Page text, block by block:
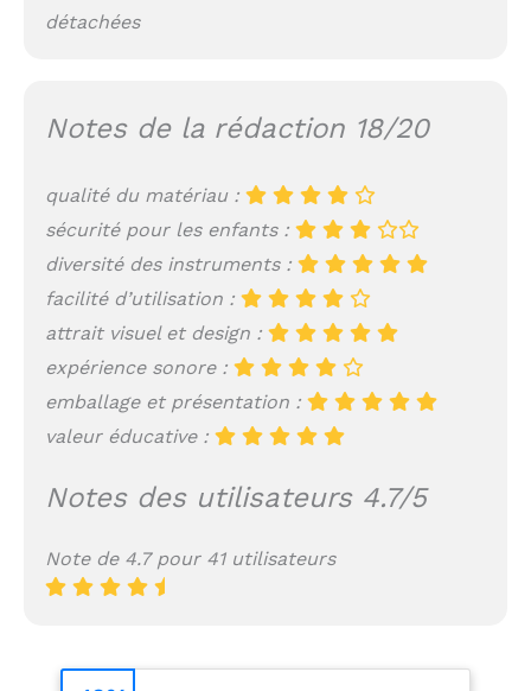
détachées
Notes de la rédaction 18/20
qualité du matériau :
sécurité pour les enfants :
diversité des instruments :
facilité d’utilisation :
attrait visuel et design :
expérience sonore :
emballage et présentation :
valeur éducative :
Notes des utilisateurs 4.7/5
Note de 4.7 pour 41 utilisateurs